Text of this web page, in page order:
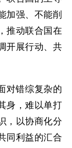
加强、不能削
推动联合国在
开展行动、共
对错综复杂的
身，难以单打
，以协商化分
同利益的汇合